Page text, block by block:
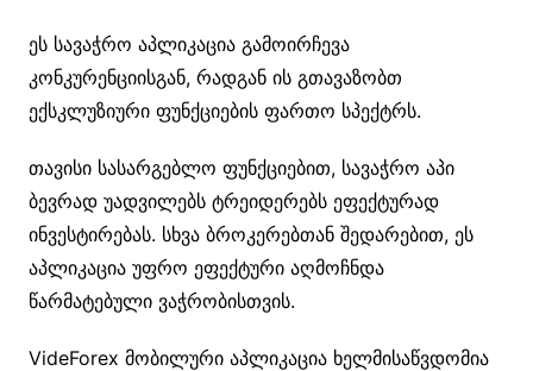
ეს სავაჭრო აპლიკაცია გამოირჩევა
კონკურენციისგან, რადგან ის გთავაზობთ
ექსკლუზიური ფუნქციების ფართო სპექტრს.
თავისი სასარგებლო ფუნქციებით, სავაჭრო აპი
ბევრად უადვილებს ტრეიდერებს ეფექტურად
ინვესტირებას. სხვა ბროკერებთან შედარებით, ეს
აპლიკაცია უფრო ეფექტური აღმოჩნდა
წარმატებული ვაჭრობისთვის.
VideForex მობილური აპლიკაცია ხელმისაწვდომია